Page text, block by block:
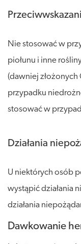
Nie stosować w
piołunu i inne
(dawniej
przypadku
stosować w
Działania
U niektórych osób
wystąpić działania
działania
Dawkowanie